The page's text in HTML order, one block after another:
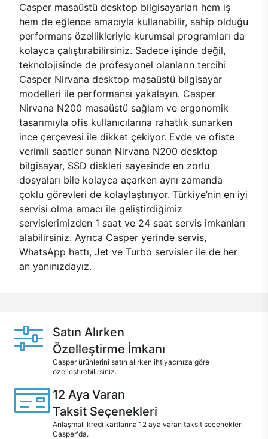
Casper masaüstü desktop bilgisayarları hem iş
hem de eğlence amacıyla kullanabilir, sahip olduğu
performans özellikleriyle kurumsal programları da
kolayca çalıştırabilirsiniz. Sadece işinde değil,
teknolojisinde de profesyonel olanların tercihi
Casper Nirvana desktop masaüstü bilgisayar
modelleri ile performansı yakalayın. Casper
Nirvana N200 masaüstü sağlam ve ergonomik
tasarımıyla ofis kullanıcılarına rahatlık sunarken
ince çerçevesi ile dikkat çekiyor. Evde ve ofiste
verimli saatler sunan Nirvana N200 desktop
bilgisayar, SSD diskleri sayesinde en zorlu
dosyaları bile kolayca açarken aynı zamanda
çoklu görevleri de kolaylaştırıyor. Türkiye’nin en iyi
servisi olma amacı ile geliştirdiğimiz
servislerimizden 1 saat ve 24 saat servis imkanları
alabilirsiniz. Ayrıca Casper yerinde servis,
WhatsApp hattı, Jet ve Turbo servisler ile de her
an yanınızdayız.
Satın Alırken
Özelleştirme İmkanı
Casper ürünlerini satın alırken ihtiyacınıza göre
özelleştirebilirsiniz.
12 Aya Varan
Taksit Seçenekleri
Anlaşmalı kredi kartlarına 12 aya varan taksit seçenekleri
Casper'da.